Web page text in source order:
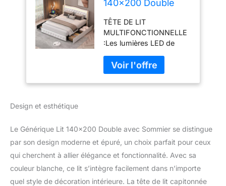
140x200 Double
Tiroirs de
Rangement,
Recharge USB,
Lattes en Bois, Tête
Capitonnée,
Éclairage LED -
Blanc (Blanc,
TÊTE DE LIT
MULTIFONCTIONNELLE
:Les lumières LED de
moderne à votre
chambre, et avec la
télécommande, vous
heure de coucher
confortable. L'une des
caractéristiques les plus
utiles sont les prises USB
et Type-C des deux
côtés de la tête de lit,
Design et esthétique
Le Générique Lit 140×200 Double avec Sommier se distingue
par son design moderne et épuré, un choix parfait pour ceux
qui cherchent à allier élégance et fonctionnalité. Avec sa
couleur blanche, ce lit s’intègre facilement dans n’importe
quel style de décoration intérieure. La tête de lit capitonnée